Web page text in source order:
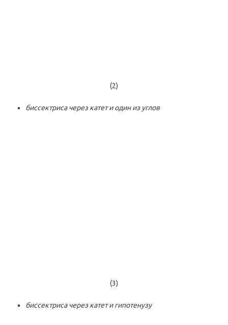
(2)
биссектриса через катет и один из углов
(3)
биссектриса через катет и гипотенузу